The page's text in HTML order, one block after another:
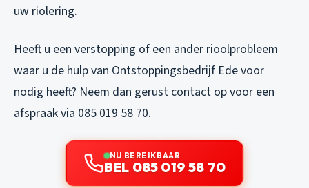
uw riolering.
Heeft u een verstopping of een ander rioolprobleem
waar u de hulp van Ontstoppingsbedrijf Ede voor
nodig heeft? Neem dan gerust contact op voor een
afspraak via 085 019 58 70.
NU BEREIKBAAR
BEL 085 019 58 70